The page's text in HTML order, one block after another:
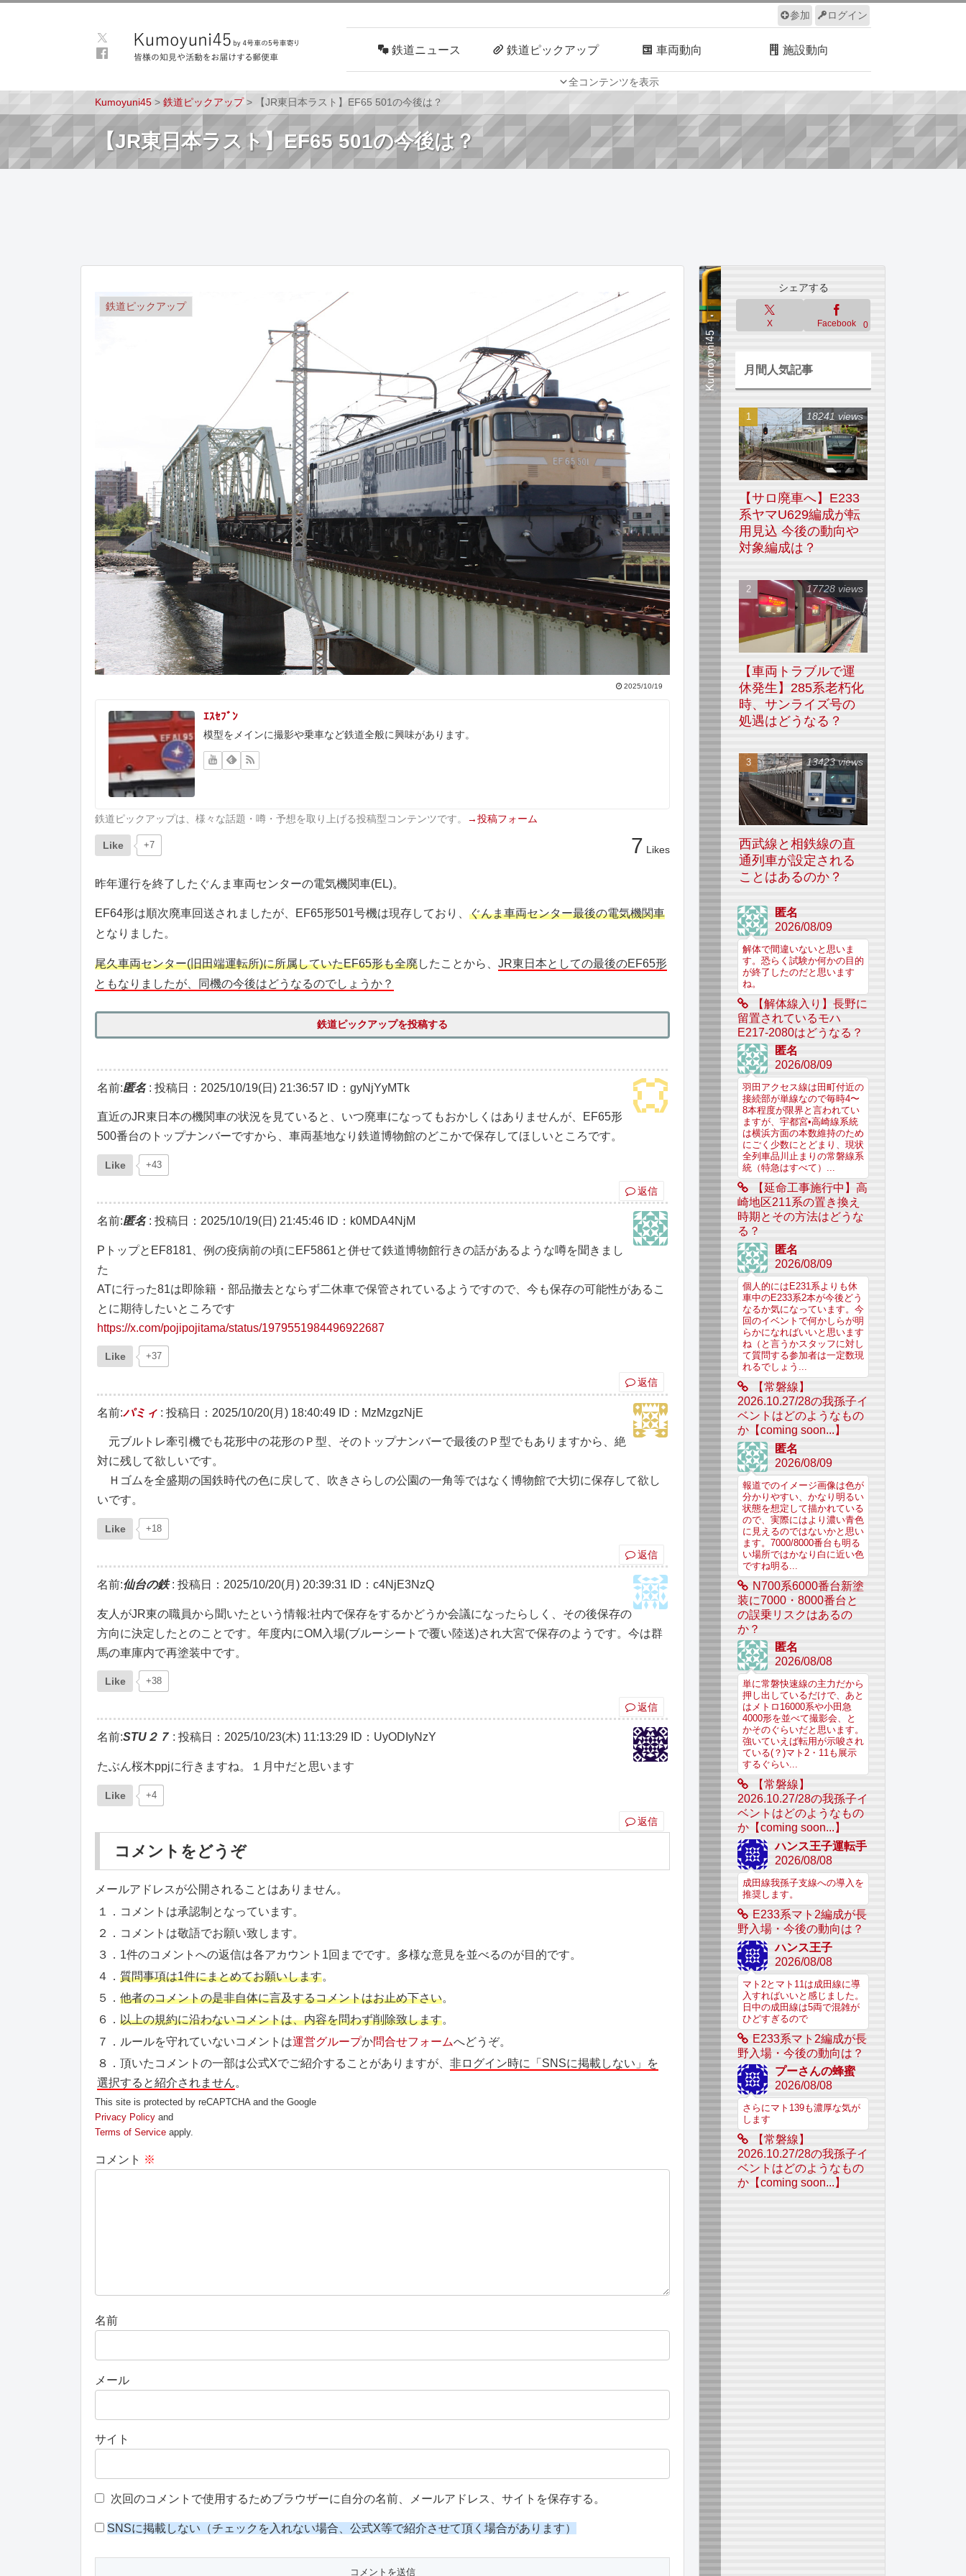
ログイン
参加
全コンテンツを表示
鉄道ニュース 鉄道ピックアップ 車両動向 施設動向
車両技術 路線探訪 ルール サイトについて
Kumoyuni45 > 鉄道ピックアップ> 【JR東日本ラスト】EF65 501の今後は？
【JR東日本ラスト】EF65 501の今後は？
鉄道ピックアップ
2025/10/19
ｴｽｾﾌﾞﾝ
模型をメインに撮影や乗車など鉄道全般に興味があります。
鉄道ピックアップは、様々な話題・噂・予想を取り上げる投稿型コンテンツです。 →投稿フォーム
Like +7 7 Likes
昨年運行を終了したぐんま車両センターの電気機関車(EL)。
EF64形は順次廃車回送されましたが、EF65形501号機は現存しており、 ぐんま車両センター最後の電気機関車
となりました。
尾久車両センター(旧田端運転所)に所属していたEF65形も全廃したことから、 JR東日本としての最後のEF65形
ともなりましたが、同機の今後はどうなるのでしょうか？
鉄道ピックアップを投稿する
名前:匿名: 投稿日：2025/10/19(日) 21:36:57 ID：gyNjYyMTk
直近のJR東日本の機関車の状況を見ていると、いつ廃車になってもおかしくはありませんが、EF65形
500番台のトップナンバーですから、車両基地なり鉄道博物館のどこかで保存してほしいところです。
Like +43
返信
名前:匿名: 投稿日：2025/10/19(日) 21:45:46 ID：k0MDA4NjM
PトップとEF8181、例の疫病前の頃にEF5861と併せて鉄道博物館行きの話があるような噂を聞きまし
た
ATに行った81は即除籍・部品撤去とならず二休車で保管されているようですので、今も保存の可能性があるこ
とに期待したいところです
https://x.com/pojipojitama/status/1979551984496922687
Like +37
返信
名前:パミィ : 投稿日：2025/10/20(月) 18:40:49 ID：MzMzgzNjE
元ブルトレ牽引機でも花形中の花形のＰ型、そのトップナンバーで最後のＰ型でもありますから、絶
対に残して欲しいです。
Ｈゴムを全盛期の国鉄時代の色に戻して、吹きさらしの公園の一角等ではなく博物館で大切に保存して欲し
いです。
Like +18
返信
名前:仙台の鉄: 投稿日：2025/10/20(月) 20:39:31 ID：c4NjE3NzQ
友人がJR東の職員から聞いたという情報:社内で保存をするかどうか会議になったらしく、その後保存の
方向に決定したとのことです。年度内にOM入場(ブルーシートで覆い陸送)され大宮で保存のようです。今は群
馬の車庫内で再塗装中です。
Like +38
返信
名前:STU２７ : 投稿日：2025/10/23(木) 11:13:29 ID：UyODIyNzY
たぶん桜木ppjに行きますね。１月中だと思います
Like +4
返信
コメントをどうぞ
メールアドレスが公開されることはありません。
１．コメントは承認制となっています。
２．コメントは敬語でお願い致します。
３．1件のコメントへの返信は各アカウント1回までです。多様な意見を並べるのが目的です。
４．質問事項は1件にまとめてお願いします。
５．他者のコメントの是非自体に言及するコメントはお止め下さい。
６．以上の規約に沿わないコメントは、内容を問わず削除致します。
７．ルールを守れていないコメントは運営グループか問合せフォームへどうぞ。
８．頂いたコメントの一部は公式Xでご紹介することがありますが、非ログイン時に「SNSに掲載しない」を
選択すると紹介されません。
This site is protected by reCAPTCHA and the Google
Privacy Policy and
Terms of Service apply.
コメント ※
名前
メール
サイト
次回のコメントで使用するためブラウザーに自分の名前、メールアドレス、サイトを保存する。
SNSに掲載しない（チェックを入れない場合、公式X等で紹介させて頂く場合があります）
シェアする
X Facebook 0
月間人気記事
【サロ廃車へ】E233
系ヤマU629編成が転
用見込 今後の動向や
対象編成は？
18241 views
【車両トラブルで運
休発生】285系老朽化
時、サンライズ号の
処遇はどうなる？
17728 views
西武線と相鉄線の直
通列車が設定される
ことはあるのか？
13423 views
匿名
2026/08/09
解体で間違いないと思いま
す。恐らく試験か何かの目的
が終了したのだと思います
ね。
【解体線入り】長野に
留置されているモハ
E217-2080はどうなる？
匿名
2026/08/09
羽田アクセス線は田町付近の
接続部が単線なので毎時4〜
8本程度が限界と言われてい
ますが、宇都宮•高崎線系統
は横浜方面の本数維持のため
にごく少数にとどまり、現状
全列車品川止まりの常磐線系
統（特急はすべて）...
【延命工事施行中】高
崎地区211系の置き換え
時期とその方法はどうな
る？
匿名
2026/08/09
個人的にはE231系よりも休
車中のE233系2本が今後どう
なるか気になっています。今
回のイベントで何かしらが明
らかになればいいと思います
ね（と言うかスタッフに対し
て質問する参加者は一定数現
れるでしょう...
【常磐線】
2026.10.27/28の我孫子イ
ベントはどのようなもの
か【coming soon...】
匿名
2026/08/09
報道でのイメージ画像は色が
分かりやすい、かなり明るい
状態を想定して描かれている
ので、実際にはより濃い青色
に見えるのではないかと思い
ます。7000/8000番台も明る
い場所ではかなり白に近い色
ですね明る...
N700系6000番台新塗
装に7000・8000番台と
の誤乗リスクはあるの
か？
匿名
2026/08/08
単に常磐快速線の主力だから
押し出しているだけで、あと
はメトロ16000系や小田急
4000形を並べて撮影会、と
かそのぐらいだと思います。
強いていえば転用が示唆され
ている(？)マト2・11も展示
するぐらい...
【常磐線】
2026.10.27/28の我孫子イ
ベントはどのようなもの
か【coming soon...】
ハンス王子運転手
2026/08/08
成田線我孫子支線への導入を
推奨します。
E233系マト2編成が長
野入場・今後の動向は？
ハンス王子
2026/08/08
マト2とマト11は成田線に導
入すればいいと感じました。
日中の成田線は5両で混雑が
ひどすぎるので
E233系マト2編成が長
野入場・今後の動向は？
プーさんの蜂蜜
2026/08/08
さらにマト139も濃厚な気が
します
【常磐線】
2026.10.27/28の我孫子イ
ベントはどのようなもの
か【coming soon...】